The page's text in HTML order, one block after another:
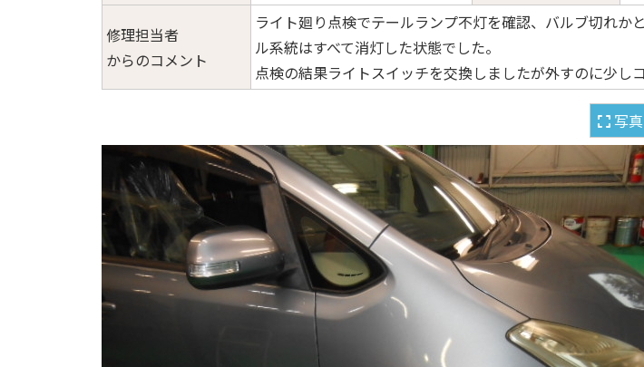
修理担当者
からのコメント
ライト廻り点検でテールランプ不灯を確認、バルブ切れか
ル系統はすべて消灯した状態でした。
点検の結果ライトスイッチを交換しましたが外すのに少し
写